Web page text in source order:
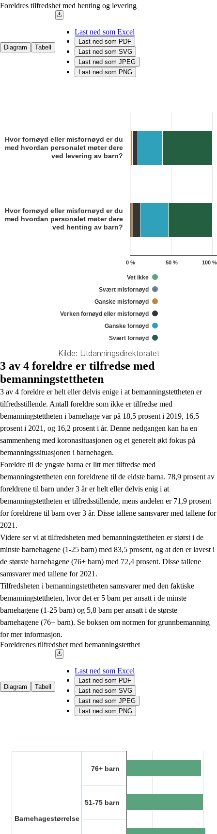
Foreldres tilfredshet med henting og levering
Diagram Tabell
Last ned som Excel
Last ned som PDF
Last ned som SVG
Last ned som JPEG
Last ned som PNG
The chart has 1 X axis displaying categories.
The chart has 1 Y axis displaying 1. Data ranges from 0.2 to 100.
Kilde: Utdanningsdirektoratet
Hvor fornøyd eller misfornøyd er du
med hvordan personalet møter dere
ved levering av barn?
Hvor fornøyd eller misfornøyd er du
med hvordan personalet møter dere
ved henting av barn?
0 % 100 %
50 %
Vet ikke
Svært misfornøyd
Ganske misfornøyd
Verken fornøyd eller misfornøyd
Ganske fornøyd
Svært fornøyd
End of interactive chart.
3 av 4 foreldre er tilfredse med
bemanningstettheten
3 av 4 foreldre er helt eller delvis enige i at bemanningstettheten er
tilfredsstillende. Antall foreldre som ikke er tilfredse med
bemanningstettheten i barnehage var på 18,5 prosent i 2019, 16,5
prosent i 2021, og 16,2 prosent i år. Denne nedgangen kan ha en
sammenheng med koronasituasjonen og et generelt økt fokus på
bemanningssituasjonen i barnehagen.
Foreldre til de yngste barna er litt mer tilfredse med
bemanningstettheten enn foreldrene til de eldste barna. 78,9 prosent av
foreldrene til barn under 3 år er helt eller delvis enig i at
bemanningstettheten er tilfredsstillende, mens andelen er 71,9 prosent
for foreldrene til barn over 3 år. Disse tallene samsvarer med tallene for
2021.
Videre ser vi at tilfredsheten med bemanningstettheten er størst i de
minste barnehagene (1-25 barn) med 83,5 prosent, og at den er lavest i
de største barnehagene (76+ barn) med 72,4 prosent. Disse tallene
samsvarer med tallene for 2021.
Tilfredsheten i bemanningstettheten samsvarer med den faktiske
bemanningstettheten, hvor det er 5 barn per ansatt i de minste
barnehagene (1-25 barn) og 5,8 barn per ansatt i de største
barnehagene (76+ barn). Se boksen om normen for grunnbemanning
for mer informasjon.
Foreldrenes tilfredshet med bemanningstetthet
Diagram Tabell
Last ned som Excel
Last ned som PDF
Last ned som SVG
Last ned som JPEG
Last ned som PNG
The chart has 1 X axis displaying categories.
The chart has 1 Y axis displaying 1. Data ranges from 71.9 to 83.5.
76+ barn
Barnehagestørrelse
51-75 barn